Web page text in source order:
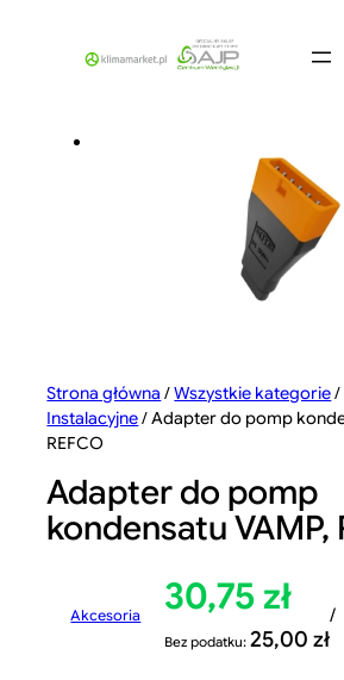
Strona główna /Wszystkie kategorie/
Instalacyjne/ Adapter do pomp
REFCO
Adapter do pomp
kondensatu VAMP,
Akcesoria 30,75 zł
Bez podatku:25,00zł
/